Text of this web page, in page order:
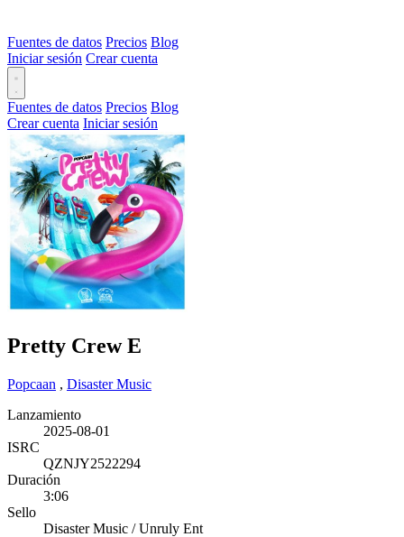
Fuentes de datos Precios Blog
Iniciar sesión Crear cuenta
Fuentes de datos Precios Blog
Crear cuenta Iniciar sesión
Pretty CrewE
Popcaan , Disaster Music
Lanzamiento
2025-08-01
ISRC
QZNJY2522294
Duración
3:06
Sello
Disaster Music / Unruly Ent